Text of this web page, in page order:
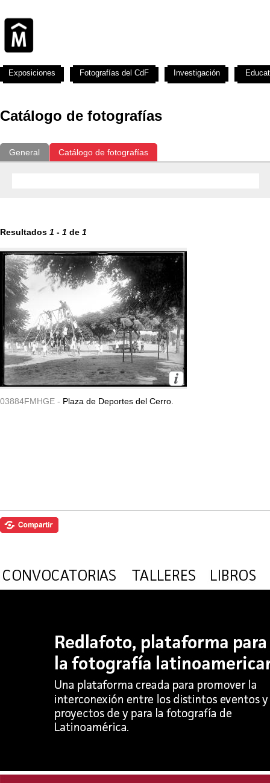
Catálogo de fotografías
General Catálogo de fotografías
Resultados 1 - 1 de 1
03884FMHGE - Plaza de Deportes del Cerro.
Exposiciones Fotografías del CdF Investigación